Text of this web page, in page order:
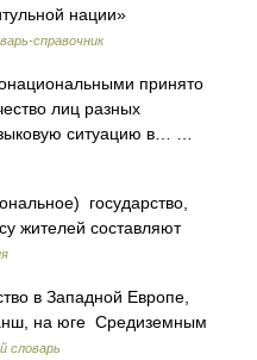
нации»
справочник
принято
лиц разных
ситуацию в… …
государство,
жителей составляют
в Западной Европе,
на юге Средиземным
словарь